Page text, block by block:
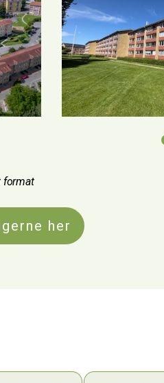
format
her